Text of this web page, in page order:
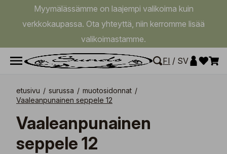
Myymälässämme on laajempi valikoima kuin
verkkokaupassa. Ota yhteyttä, niin kerromme lisää
valikoimastamme.
FI / SV
etusivu / surussa / muotosidonnat /
Vaaleanpunainen seppele 12
Vaaleanpunainen
seppele 12